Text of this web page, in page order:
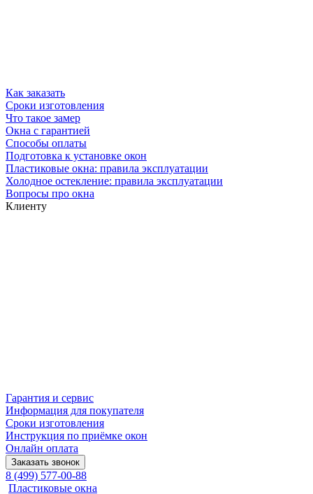
Как заказать
Сроки изготовления
Что такое замер
Окна с гарантией
Способы оплаты
Подготовка к установке окон
Пластиковые окна: правила эксплуатации
Холодное остекление: правила эксплуатации
Вопросы про окна
Клиенту
Гарантия и сервис
Информация для покупателя
Сроки изготовления
Инструкция по приёмке окон
Онлайн оплата
Заказать звонок
8 (499) 577-00-88
Пластиковые окна